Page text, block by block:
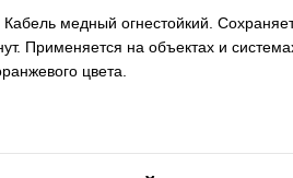
медный огнестойкий.
Применяется на объектах и
цвета.